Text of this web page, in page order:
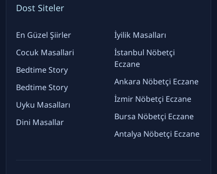
Dost Siteler
En Güzel Şiirler
Cocuk Masallari
Bedtime Story
Bedtime Story
Uyku Masalları
Dini Masallar
İyilik Masalları
İstanbul Nöbetçi
Eczane
Ankara Nöbetçi Eczane
İzmir Nöbetçi Eczane
Bursa Nöbetçi Eczane
Antalya Nöbetçi Eczane